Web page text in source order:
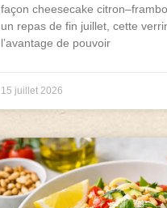
façon cheesecake
un repas de fin juillet, cette
l’avantage de pouvoir
15 juillet 2026